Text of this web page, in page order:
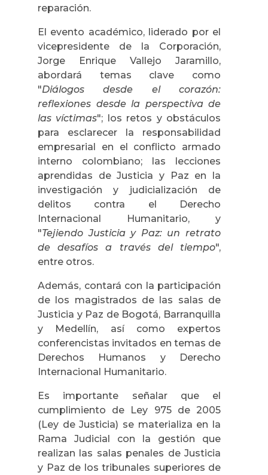
reparación.
El evento académico, liderado por el
vicepresidente de la Corporación,
Jorge Enrique Vallejo Jaramillo,
abordará temas clave como
"Diálogos desde el corazón:
reflexiones desde la perspectiva de
las víctimas"; los retos y obstáculos
para esclarecer la responsabilidad
empresarial en el conflicto armado
interno colombiano; las lecciones
aprendidas de Justicia y Paz en la
investigación y judicialización de
delitos contra el Derecho
Internacional Humanitario, y
"Tejiendo Justicia y Paz: un retrato
de desafíos a través del tiempo",
entre otros.
Además, contará con la participación
de los magistrados de las salas de
Justicia y Paz de Bogotá, Barranquilla
y Medellín, así como expertos
conferencistas invitados en temas de
Derechos Humanos y Derecho
Internacional Humanitario.
Es importante señalar que el
cumplimiento de Ley 975 de 2005
(Ley de Justicia) se materializa en la
Rama Judicial con la gestión que
realizan las salas penales de Justicia
y Paz de los tribunales superiores de